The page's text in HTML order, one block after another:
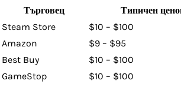
Търговец
Типичен
Steam Store
$10 – $100
Amazon
$9 – $95
Best Buy
$10 – $100
GameStop
$10 – $100